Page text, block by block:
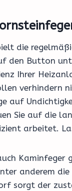
die
den Button
Ihrer
verhindern
auf
Sie auf die
arbeitet.
Kaminfeger
anderem
sorgt der